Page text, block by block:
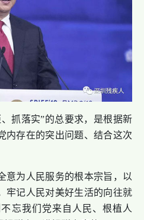
抓落实”的总要求，是根据新
内存在的突出问题、结合这次
意为人民服务的根本宗旨，以
牢记人民对美好生活的向往就
忘我们党来自人民、根植人